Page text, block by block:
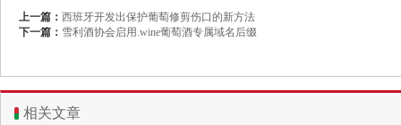
上一篇： 西班牙开发出保护葡萄修剪伤口的新方法
下一篇： 雪利酒协会启用.wine葡萄酒专属域名后缀
相关文章